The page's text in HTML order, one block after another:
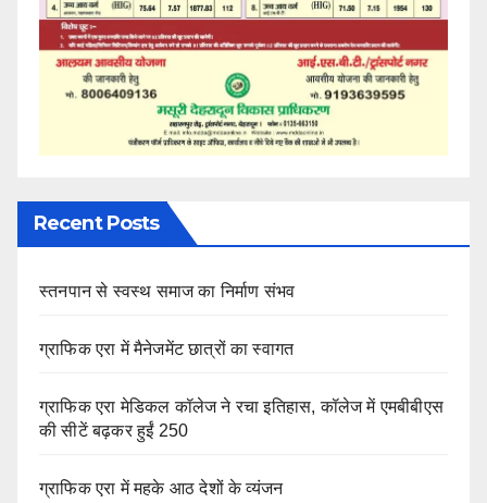
Recent Posts
स्तनपान से स्वस्थ समाज का निर्माण संभव
ग्राफिक एरा में मैनेजमेंट छात्रों का स्वागत
ग्राफिक एरा मेडिकल कॉलेज ने रचा इतिहास, कॉलेज में एमबीबीएस
की सीटें बढ़कर हुईं 250
ग्राफिक एरा में महके आठ देशों के व्यंजन